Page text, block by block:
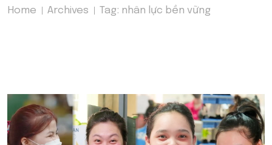
Home Archives Tag: nhân lực bền vững